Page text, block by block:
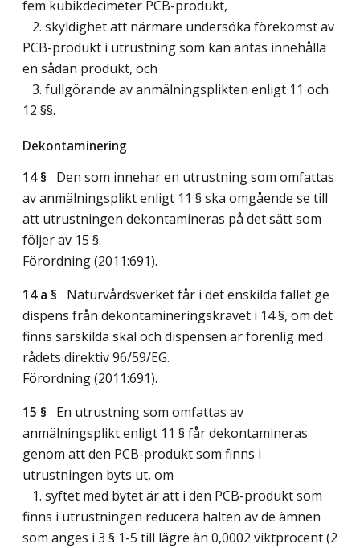
fem kubikdecimeter PCB-produkt,
2. skyldighet att närmare undersöka förekomst av
PCB-produkt i utrustning som kan antas innehålla
en sådan produkt, och
3. fullgörande av anmälningsplikten enligt 11 och
12 §§.
Dekontaminering
14 § Den som innehar en utrustning som omfattas
av anmälningsplikt enligt 11 § ska omgående se till
att utrustningen dekontamineras på det sätt som
följer av 15 §.
Förordning (2011:691).
14 a § Naturvårdsverket får i det enskilda fallet ge
dispens från dekontamineringskravet i 14 §, om det
finns särskilda skäl och dispensen är förenlig med
rådets direktiv 96/59/EG.
Förordning (2011:691).
15 § En utrustning som omfattas av
anmälningsplikt enligt 11 § får dekontamineras
genom att den PCB-produkt som finns i
utrustningen byts ut, om
1. syftet med bytet är att i den PCB-produkt som
finns i utrustningen reducera halten av de ämnen
som anges i 3 § 1-5 till lägre än 0,0002 viktprocent (2